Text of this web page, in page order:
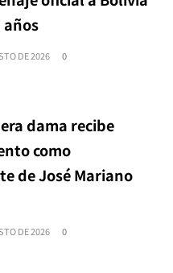
años
DE 2026 0
dama recibe
como
de José Mariano
DE 2026 0